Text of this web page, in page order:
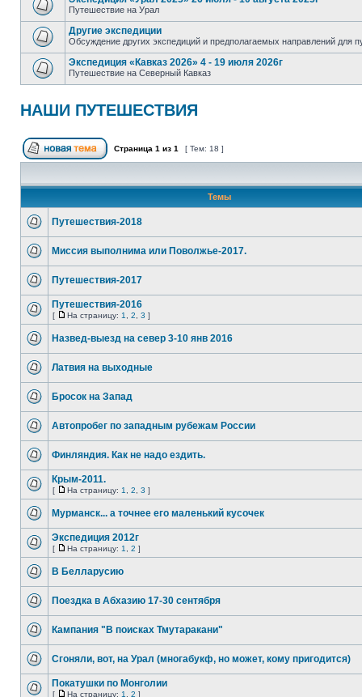
Путешествие на Урал
Другие экспедиции
Обсуждение других экспедиций и предполагаемых направлений для
Экспедиция «Кавказ 2026» 4 - 19 июля 2026г
Путешествие на Северный Кавказ
НАШИ ПУТЕШЕСТВИЯ
Страница 1 из 1 [ Тем: 18 ]
Темы
Путешествия-2018
Миссия выполнима или Поволжье-2017.
Путешествия-2017
Путешествия-2016
[ На страницу: 1 2 3 ]
Hазвед-выезд на север 3-10 янв 2016
Латвия на выходные
Бросок на Запад
Автопробег по западным рубежам России
Финляндия. Как не надо ездить.
Крым-2011.
[ На страницу: 1 2 3 ]
Мурманск... а точнее его маленький кусочек
Экспедиция 2012г
[ На страницу: 1 2 ]
В Белларусию
Поездка в Абхазию 17-30 сентября
Кампания "В поисках Тмутаракани"
Сгоняли, вот, на Урал (многабукф, но может, кому пригодится)
Покатушки по Монголии
[ На страницу: 1 2 ]